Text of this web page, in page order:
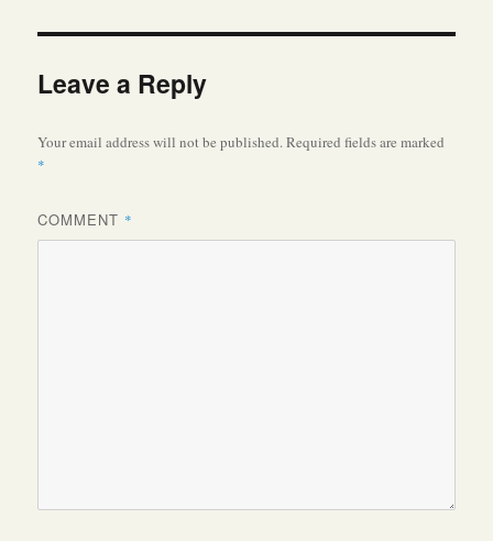
Leave a Reply
Your email address will not be published.Required fields are marked
*
COMMENT *